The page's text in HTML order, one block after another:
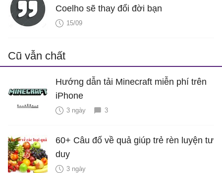
Coelho sẽ thay đổi đời bạn
15/09
Cũ vẫn chất
Hướng dẫn tải Minecraft miễn phí trên
iPhone
3 ngày 3
60+ Câu đố về quả giúp trẻ rèn luyện tư
duy
3 ngày